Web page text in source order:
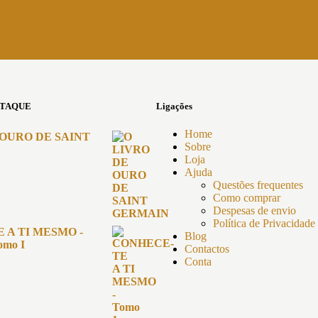
DE SAINT
A TI MESMO -
I
Ligações
Home
Sobre
Loja
Ajuda
Questões frequentes
Como comprar
Despesas de envio
Política de Privacidade
Blog
Contactos
Conta